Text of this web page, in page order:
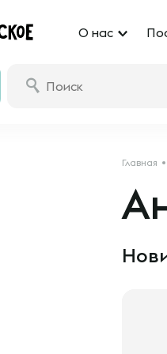
О нас
Главная